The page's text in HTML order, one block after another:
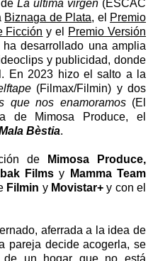
deLa última virgen (ESCAC
Biznaga de Plata, el Premio
Ficción y el
Premio Versión
desarrollado una amplia
y publicidad, donde
En 2023 hizo el salto a la
(Filmax/Filmin) y dos
que nos enamoramos(El
de Mimosa Produce, el
Bèstia.
de
Mimosa Produce,
Films y
Mamma Team
Filmin y Movistar+y con el
aferrada a la idea de
pareja decide acogerla, se
un hogar que no está